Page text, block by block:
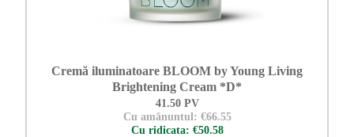
Cremă iluminatoare BLOOM by Young Living
Brightening Cream *D*
41.50 PV
Cu amănuntul: €66.55
Cu ridicata: €50.58